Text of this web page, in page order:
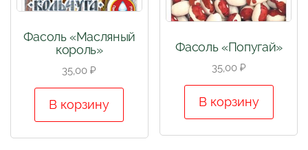
Фасоль «Масляный
король»
35,00₽
В корзину
Фасоль «Попугай»
35,00 ₽
В корзину